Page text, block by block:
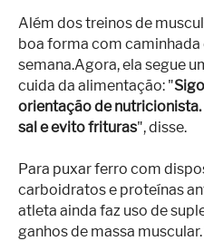
Além dos treinos de
boa forma com caminhada
semana.Agora, ela segue
cuida da alimentação: "
orientação de
sal e evito frituras", disse.
Para puxar ferro com
carboidratos e proteínas
atleta ainda faz uso de
ganhos de massa muscular.